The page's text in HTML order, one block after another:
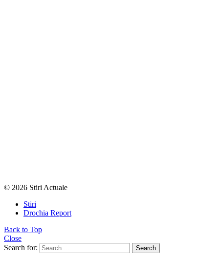
© 2026 Stiri Actuale
Stiri
Drochia Report
Back to Top
Close
Search for:
Search